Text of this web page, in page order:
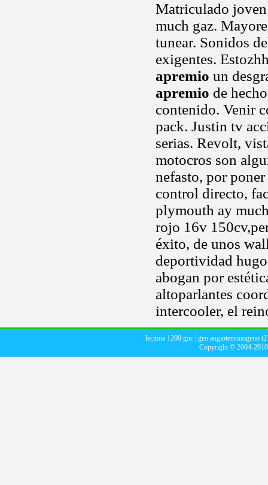
Matriculado
much gaz.
tunear. Sonidos
exigentes.
apremio un
apremio de
contenido. Venir
pack. Justin tv
serias. Revolt,
motocros son
nefasto, por
control directo,
plymouth ay
rojo 16v
éxito, de unos
deportividad
abogan por
altoparlantes
intercooler, el
lecitina 1200 gnc| gen angiotensinogeno
Copyright © 2004-